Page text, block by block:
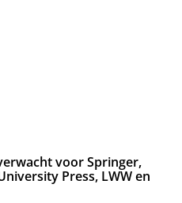
voor Springer,
Press, LWW en